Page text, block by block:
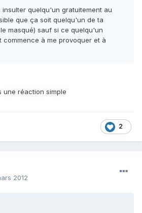
insulter quelqu'un gratuitement au
que ça soit quelqu'un de ta
masqué) sauf si ce quelqu'un
commence à me provoquer et à
une réaction simple
2
2012